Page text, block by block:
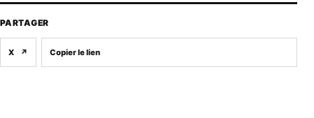
PARTAGER
X ↗ Copier le lien